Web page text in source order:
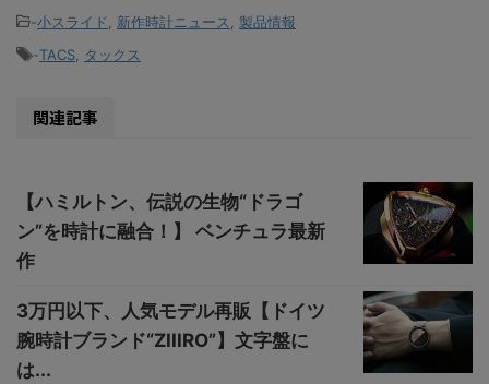
-小スライド 新作時計ニュース
製品情報
-TACS タックス
関連記事
【ハミルトン、伝説の生物“ドラゴ
ン”を時計に融合！】 ベンチュラ最新
作
3万円以下、人気モデル再販【ドイツ
腕時計ブランド“ZIIIRO”】文字盤に
は...